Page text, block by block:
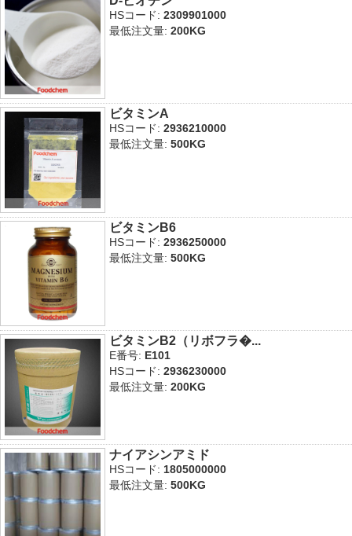
HSコード:2309901000
最低注文量:200KG
ビタミンA
HSコード:2936210000
最低注文量:500KG
ビタミンB6
HSコード:2936250000
最低注文量:500KG
ビタミンB2（リボフラ�...
E番号: E101
HSコード:2936230000
最低注文量:200KG
ナイアシンアミド
HSコード: 1805000000
最低注文量:500KG